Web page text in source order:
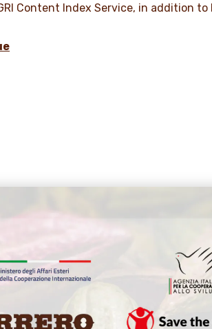
Content Index Service, in addition